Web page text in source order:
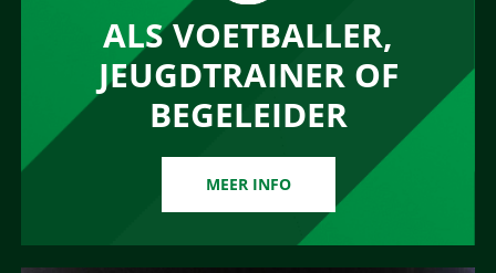
ALS VOETBALLER,
JEUGDTRAINER OF
BEGELEIDER
MEER INFO